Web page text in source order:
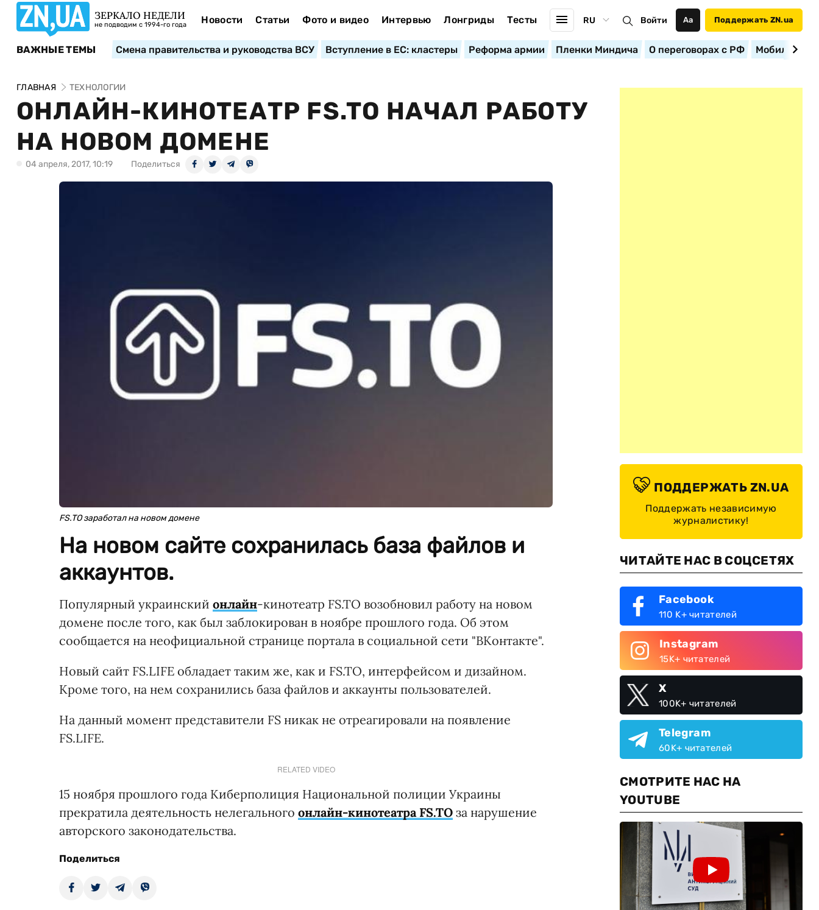
ЗЕРКАЛО НЕДЕЛИ
не подводим с 1994-го года Новости Статьи Фото и видео Интервью Лонгриды Тесты RU Войти Аа Поддержать ZN.ua
ВАЖНЫЕ ТЕМЫ Смена правительства и руководства ВСУ Вступление в ЕС: кластеры Реформа армии Пленки Миндича О переговорах с РФ
ГЛАВНАЯ ТЕХНОЛОГИИ
ОНЛАЙН-КИНОТЕАТР FS.TО НАЧАЛ РАБОТУ
НА НОВОМ ДОМЕНЕ
04 апреля, 2017, 10:19 Поделиться
FS.TO заработал на новом домене
На новом сайте сохранилась база файлов и
аккаунтов.
Популярный украинский онлайн-кинотеатр FS.TO возобновил работу на новом
домене после того, как был заблокирован в ноябре прошлого года. Об этом
сообщается на неофициальной странице портала в социальной сети "ВКонтакте".
Новый сайт FS.LIFE обладает таким же, как и FS.TO, интерфейсом и дизайном.
Кроме того, на нем сохранились база файлов и аккаунты пользователей.
На данный момент представители FS никак не отреагировали на появление
FS.LIFE.
RELATED VIDEO
15 ноября прошлого года Киберполиция Национальной полиции Украины
прекратила деятельность нелегального онлайн-кинотеатра FS.TO за нарушение
авторского законодательства.
Поделиться
ПОДДЕРЖАТЬ ZN.UA
Поддержать независимую
журналистику!
ЧИТАЙТЕ НАС В СОЦСЕТЯХ
Facebook
110 K+ читателей
Instagram
15K+ читателей
X
100K+ читателей
Telegram
60K+ читателей
СМОТРИТЕ НАС НА
YOUTUBE